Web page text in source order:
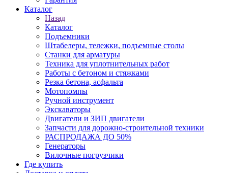
Каталог
Назад
Каталог
Подъемники
Штабелеры, тележки, подъемные столы
Станки для арматуры
Техника для уплотнительных работ
Работы с бетоном и стяжками
Резка бетона, асфальта
Мотопомпы
Ручной инструмент
Экскаваторы
Двигатели и ЗИП двигатели
Запчасти для дорожно-строительной техники
РАСПРОДАЖА ДО 50%
Генераторы
Вилочные погрузчики
Где купить